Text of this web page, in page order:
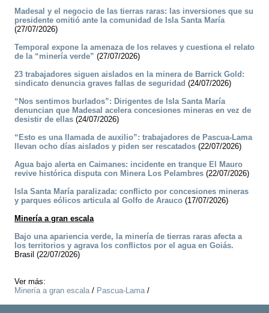
Madesal y el negocio de las tierras raras: las inversiones que su
presidente omitió ante la comunidad de Isla Santa María
(27/07/2026)
Temporal expone la amenaza de los relaves y cuestiona el relato
de la “minería verde” (27/07/2026)
23 trabajadores siguen aislados en la minera de Barrick Gold:
sindicato denuncia graves fallas de seguridad (24/07/2026)
“Nos sentimos burlados”: Dirigentes de Isla Santa María
denuncian que Madesal acelera concesiones mineras en vez de
desistir de ellas (24/07/2026)
“Esto es una llamada de auxilio”: trabajadores de Pascua-Lama
llevan ocho días aislados y piden ser rescatados (22/07/2026)
Agua bajo alerta en Caimanes: incidente en tranque El Mauro
revive histórica disputa con Minera Los Pelambres (22/07/2026)
Isla Santa María paralizada: conflicto por concesiones mineras
y parques eólicos articula al Golfo de Arauco (17/07/2026)
Minería a gran escala
Bajo una apariencia verde, la minería de tierras raras afecta a
los territorios y agrava los conflictos por el agua en Goiás.
Brasil (22/07/2026)
Ver más:
Minería a gran escala/ Pascua-Lama/